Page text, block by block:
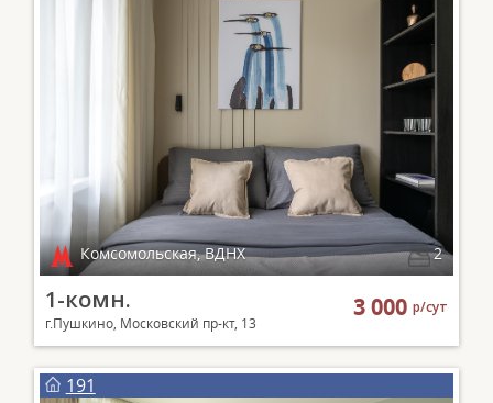
Комсомольская, ВДНХ 2
1-комн.
г.Пушкино, Московский пр-кт, 13
3 000р/сут
191